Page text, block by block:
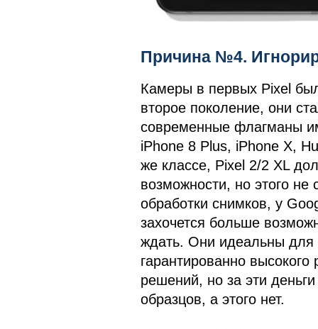
Причина №4.
Камеры в первых Pixel
второе поколение, они
современные флагманы
iPhone 8 Plus, iPhone X,
же классе, Pixel 2/2 XL
возможности, но этого
обработки снимков, у
захочется больше
ждать. Они идеальны для
гарантированно
решений, но за эти
образцов, а этого нет.